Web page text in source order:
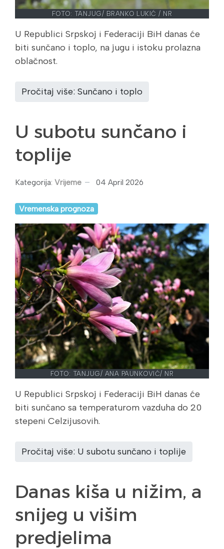
FOTO: TANJUG/ BRANKO LUKIĆ / NR
U Republici Srpskoj i Federaciji BiH danas će
biti sunčano i toplo, na jugu i istoku prolazna
oblačnost.
Pročitaj više: Sunčano i toplo
U subotu sunčano i
toplije
Kategorija: Vrijeme 04 April 2026
Vremenska prognoza
FOTO: TANJUG/ ANA PAUNKOVIĆ/ NR
U Republici Srpskoj i Federaciji BiH danas će
biti sunčano sa temperaturom vazduha do 20
stepeni Celzijusovih.
Pročitaj više: U subotu sunčano i toplije
Danas kiša u nižim, a
snijeg u višim
predjelima